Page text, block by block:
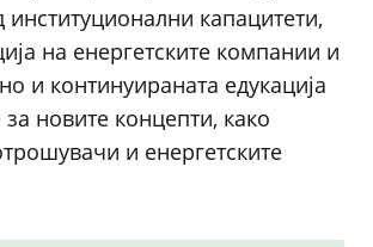
институционални капацитети,
на енергетските компании и
и континуираната едукација
за новите концепти, како
и енергетските